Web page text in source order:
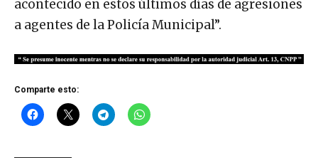
acontecido en estos últimos días de agresiones
a agentes de la Policía Municipal”.
Comparte esto: